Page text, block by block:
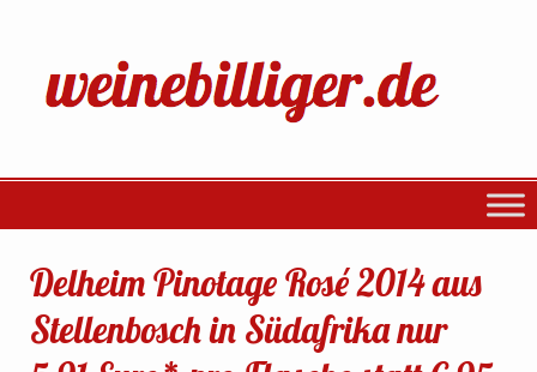
Delheim Pinotage Rosé 2014 aus
Stellenbosch in Südafrika nur